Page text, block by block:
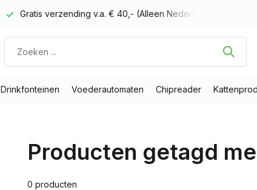
Gratis verzending v.a. € 40,- (Alleen Nederland)
Drinkfonteinen Voederautomaten Chipreader
Producten getagd
0 producten